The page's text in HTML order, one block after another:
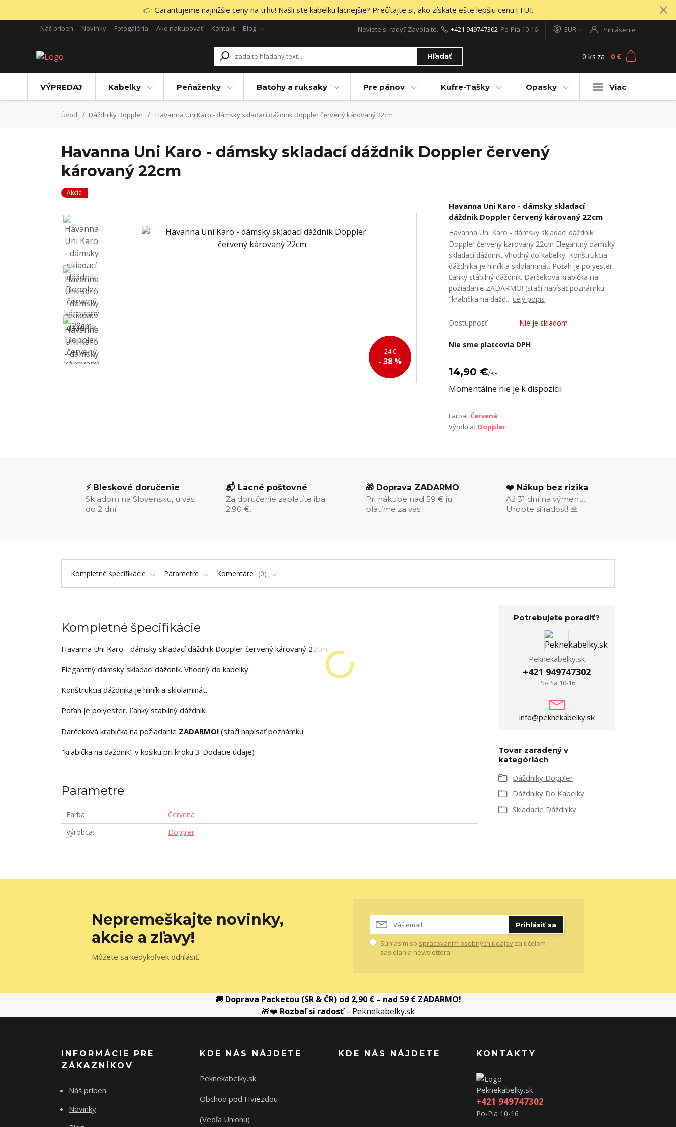
👉 Garantujeme najnižšie ceny na trhu! Našli ste kabelku lacnejšie? Prečítajte si, ako získate ešte lepšiu cenu [TU].
Náš príbeh Novinky Fotogaléria Ako nakupovať Kontakt Blog EUR Prihlásenie
Hľadať
Neviete si rady? Zavolajte. +421 949747302 Po-Pia 10-16
0 ks za 0 €
VÝPREDAJ Kabelky Peňaženky Batohy a ruksaky Pre pánov Kufre-Tašky Opasky Viac
Úvod Dáždniky Doppler Havanna Uni Karo - dámsky skladací dáždnik Doppler červený károvaný 22cm
Havanna Uni Karo - dámsky skladací dáždnik Doppler červený
károvaný 22cm
Akcia
24 €
- 38 %
Havanna Uni Karo - dámsky skladací
dáždnik Doppler červený károvaný 22cm
Havanna Uni Karo - dámsky skladací dáždnik
Doppler červený károvaný 22cm Elegantný dámsky
skladací dáždnik. Vhodný do kabelky. Konštrukcia
dáždnika je hliník a sklolaminát. Poťah je polyester.
Ľahký stabilný dáždnik. Darčeková krabička na
požiadanie ZADARMO! (stačí napísať poznámku
"krabička na dažd... celý popis
Dostupnosť Nie je skladom
Nie sme platcovia DPH
14,90 €/ks
Momentálne nie je k dispozícii
Farba: Červená
Výrobca: Doppler
⚡ Bleskové doručenie
Skladom na Slovensku, u vás
do 2 dní.
📬 Lacné poštovné
Za doručenie zaplatíte iba
2,90 €.
🎁 Doprava ZADARMO
Pri nákupe nad 59 € ju
platíme za vás.
❤️ Nákup bez rizika
Až 31 dní na výmenu.
Urobte si radosť! 👜
Kompletné špecifikácie Parametre Komentáre 0
Kompletné špecifikácie
Havanna Uni Karo - dámsky skladací dáždnik Doppler červený károvaný 22cm
Elegantný dámsky skladací dáždnik. Vhodný do kabelky.
Konštrukcia dáždnika je hliník a sklolaminát.
Poťah je polyester. Ľahký stabilný dáždnik.
Darčeková krabička na požiadanie ZADARMO! (stačí napísať poznámku
"krabička na daždnik" v košiku pri kroku 3-Dodacie údaje)
Parametre
Farba
Červená
Výrobca
Doppler
Potrebujete poradiť?
Peknekabelky.sk
+421 949747302
Po-Pia 10-16
info@peknekabelky.sk
Tovar zaradený v
kategóriách
Dáždniky Doppler
Dáždniky Do Kabelky
Skladacie Dáždniky
Nepremeškajte novinky,
akcie a zľavy!
Môžete sa kedykoľvek odhlásiť.
Prihlásiť sa
Súhlasím so spracovaním osobných údajov za účelom
zasielania newslettera.
🚚 Doprava Packetou (SR & ČR) od 2,90 € – nad 59 € ZADARMO!
🎁❤️ Rozbaľ si radosť– Peknekabelky.sk
INFORMÁCIE PRE
ZÁKAZNÍKOV
Náš príbeh
Novinky
KDE NÁS NÁJDETE
Peknekabelky.sk
Obchod pod Hviezdou
(Vedľa Unionu)
KDE NÁS NÁJDETE KONTAKTY
Peknekabelky.sk
+421 949747302
Po-Pia 10-16